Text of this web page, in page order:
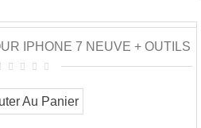
IPHONE 7 NEUVE + OUTILS
Au Panier